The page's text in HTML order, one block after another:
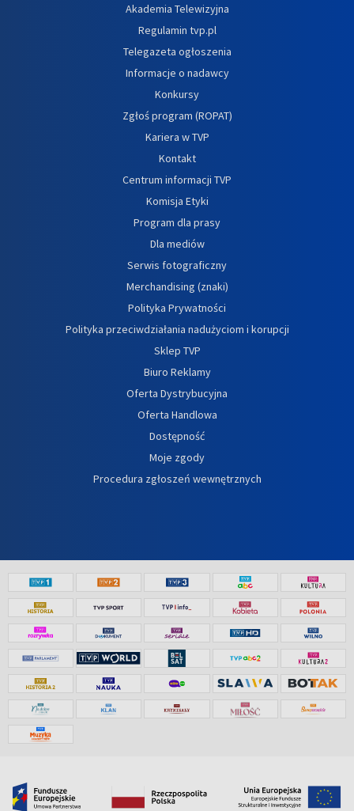
Akademia Telewizyjna
Regulamin tvp.pl
Telegazeta ogłoszenia
Informacje o nadawcy
Konkursy
Zgłoś program (ROPAT)
Kariera w TVP
Kontakt
Centrum informacji TVP
Komisja Etyki
Program dla prasy
Dla mediów
Serwis fotograficzny
Merchandising (znaki)
Polityka Prywatności
Polityka przeciwdziałania nadużyciom i korupcji
Sklep TVP
Biuro Reklamy
Oferta Dystrybucyjna
Oferta Handlowa
Dostępność
Moje zgody
Procedura zgłoszeń wewnętrznych